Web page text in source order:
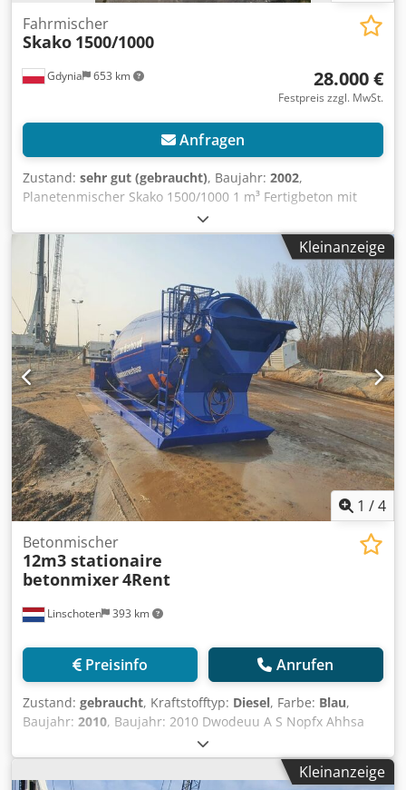
Gdynia 653 km
Fahrmischer
Skako 1500/1000
28.000 €
Festpreis zzgl. MwSt.
Anfragen
Zustand: sehr gut (gebraucht), Baujahr: 2002,
Planetenmischer Skako 1500/1000 1 m³ Fertigbeton mit
Kübel Dwedpjy D Td Dofx Ahhja Baujahr 2002 sehr guter
Zustand
Kleinanzeige
1 /4
Linschoten 393 km
Betonmischer
12m3 stationaire
betonmixer4Rent
Preisinfo Anrufen
Zustand: gebraucht, Kraftstofftyp: Diesel, Farbe: Blau,
Baujahr: 2010, Baujahr: 2010 Dwodeuu A S Nopfx Ahhsa
Verwendbares Material: Beton CE-Kennzeichnung: ja
Schäden: keines Preis: Auf Anfrage
Kleinanzeige